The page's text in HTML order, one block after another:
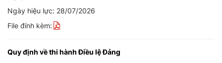
Ngày hiệu lực: 28/07/2026
File đính kèm:
Quy định về thi hành Điều lệ Đảng